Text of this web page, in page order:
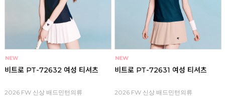
비트로 PT-72632 여성 티셔츠
2026 FW 신상 배드민턴의류
비트로 PT-72631 여성 티셔츠
2026 FW 신상 배드민턴의류